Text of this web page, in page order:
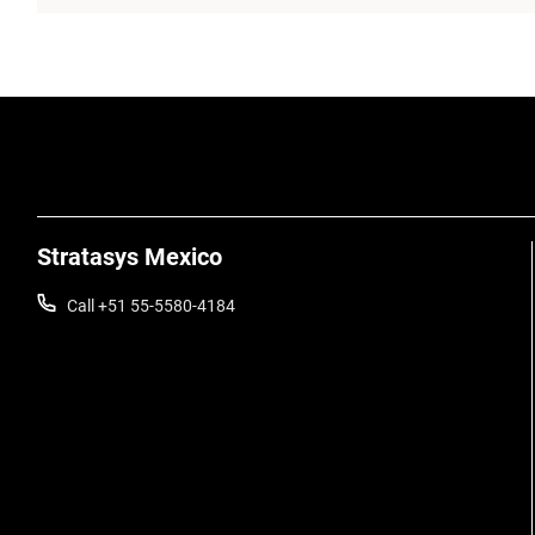
Stratasys Mexico
Call +51 55-5580-4184